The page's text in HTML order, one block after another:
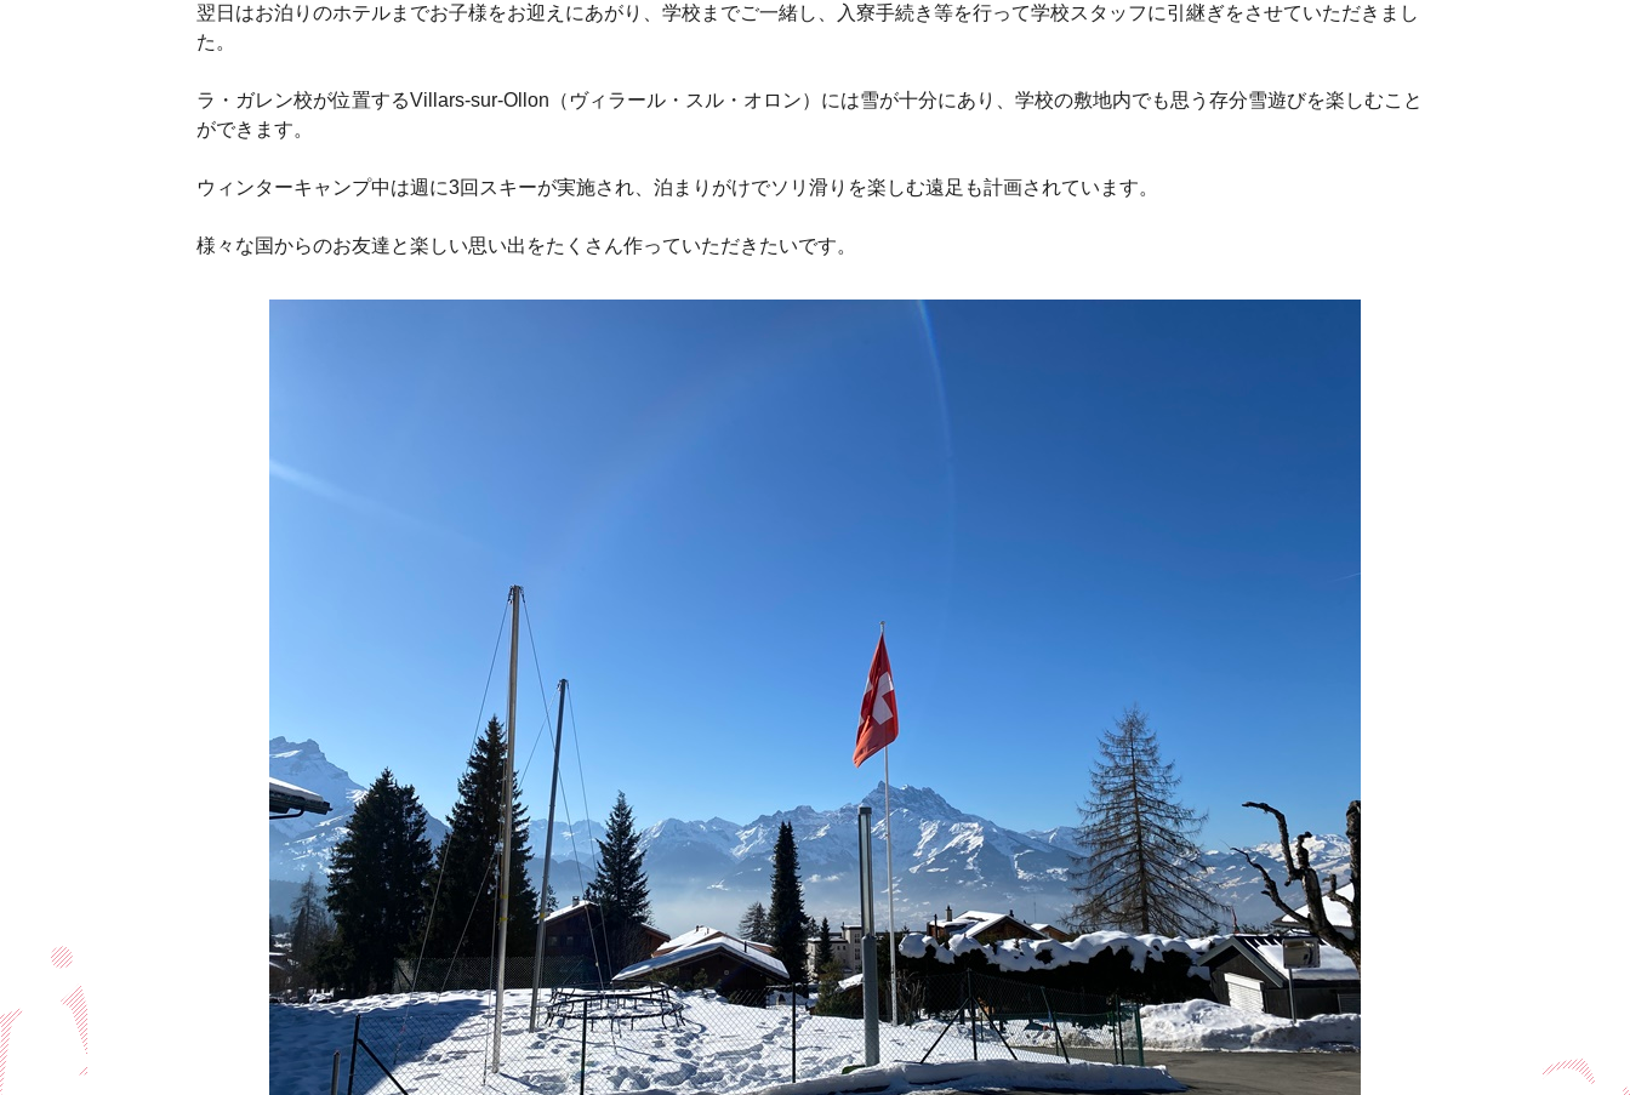
翌日はお泊りのホテルまでお子様をお迎えにあがり、学校までご一緒し、入寮手続き等を行って学校スタッフに引継ぎをさせていただきまし
た。
ラ・ガレン校が位置するVillars-sur-Ollon（ヴィラール・スル・オロン）には雪が十分にあり、学校の敷地内でも思う存分雪遊びを楽しむこと
ができます。
ウィンターキャンプ中は週に3回スキーが実施され、泊まりがけでソリ滑りを楽しむ遠足も計画されています。
様々な国からのお友達と楽しい思い出をたくさん作っていただきたいです。